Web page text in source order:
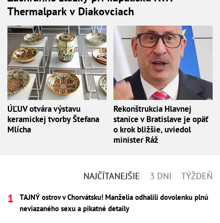
Thermalpark v Diakovciach
ÚĽUV otvára výstavu
keramickej tvorby Štefana
Mlícha
Rekonštrukcia Hlavnej
stanice v Bratislave je opäť
o krok bližšie, uviedol
minister Ráž
NAJČÍTANEJŠIE 3 DNI TÝŽDEŇ
TAJNÝ ostrov v Chorvátsku! Manželia odhalili dovolenku plnú
neviazaného sexu a pikatné detaily